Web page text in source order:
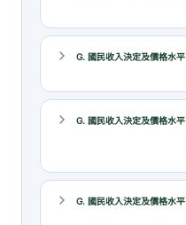
G. 國民收入決定及價格水平
G. 國民收入決定及價格水平
G. 國民收入決定及價格水平